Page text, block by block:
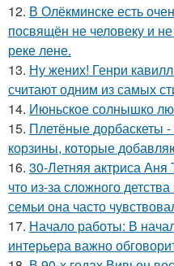
12. В Олёкминске есть
посвящён не человеку и
реке лене.
13. Ну жених! Генри
считают одним из самых
14. Июньское солнышко
15. Плетёные дорбаскеты
корзины, которые
16. 30-Летняя актриса
что из-за сложного
семьи она часто
17. Начало работы: В
интерьера важно